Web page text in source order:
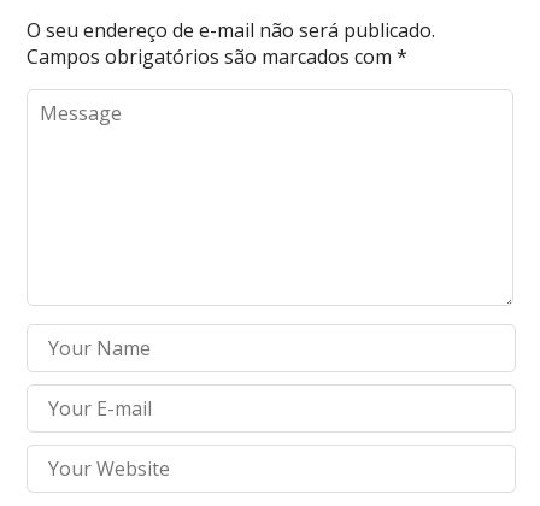
O seu endereço de e-mail não será publicado.
Campos obrigatórios são marcados com*